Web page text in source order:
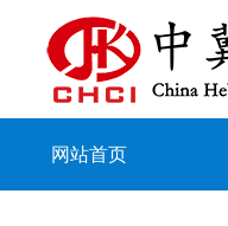
网站首页